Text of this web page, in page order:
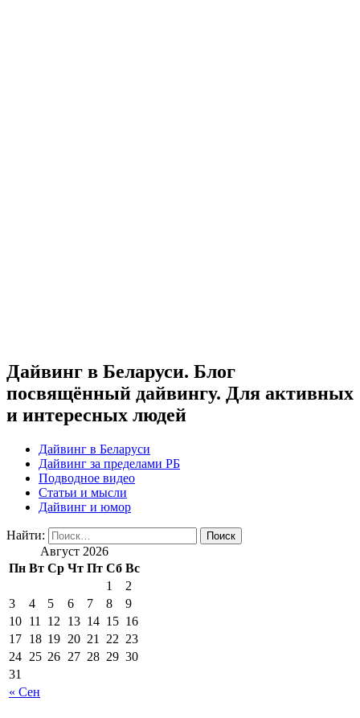
Дайвинг в Беларуси. Блог
посвящённый дайвингу. Для активных
и интересных людей
Дайвинг в Беларуси
Дайвинг за пределами РБ
Подводное видео
Статьи и мысли
Дайвинг и юмор
Найти:
Август 2026
Пн Вт Ср Чт Пт Сб Вс
« Сен
1
2
3
4 5 6 7 8
9
10 11 12 13 14 15 16
17 18 19 20 21 22 23
24 25 26 27 28 29 30
31